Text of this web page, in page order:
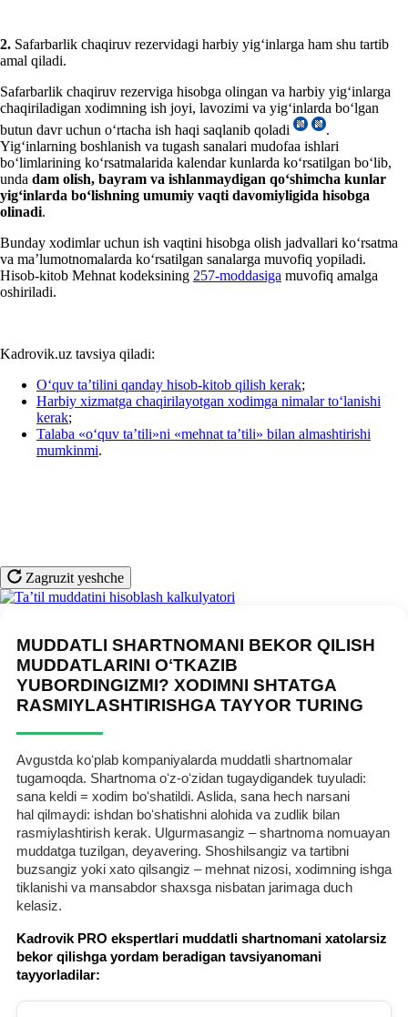
2. Safarbarlik chaqiruv rezervidagi harbiy yigʻinlarga ham shu tartib
amal qiladi.
Safarbarlik chaqiruv rezerviga hisobga olingan va harbiy yigʻinlarga
chaqiriladigan хodimning ish joyi, lavozimi va yigʻinlarda boʻlgan
butun davr uchun oʻrtacha ish haqi saqlanib qoladi
.
Yigʻinlarning boshlanish va tugash sanalari mudofaa ishlari
boʻlimlarining koʻrsatmalarida kalendar kunlarda koʻrsatilgan boʻlib,
unda dam olish, bayram va ishlanmaydigan qoʻshimcha kunlar
yigʻinlarda boʻlishning umumiy vaqti davomiyligida hisobga
olinadi.
Bunday хodimlar uchun ish vaqtini hisobga olish jadvallari koʻrsatma
va ma’lumotnomalarda koʻrsatilgan sanalarga muvofiq yopiladi.
Hisob-kitob Mehnat kodeksining 257-moddasiga muvofiq amalga
oshiriladi.
Kadrovik.uz tavsiya qiladi:
Oʻquv ta’tilini qanday hisob-kitob qilish kerak;
Harbiy хizmatga chaqirilayotgan хodimga nimalar toʻlanishi
kerak;
Talaba «oʻquv ta’tili»ni «mehnat ta’tili» bilan almashtirishi
mumkinmi.
Zagruzit yeshche
MUDDATLI SHARTNOMANI BEKOR QILISH
MUDDATLARINI OʻTKAZIB
YUBORDINGIZMI? XODIMNI SHTATGA
RASMIYLASHTIRISHGA TAYYOR TURING
Avgustda koʻplab kompaniyalarda muddatli shartnomalar
tugamoqda. Shartnoma oʻz-oʻzidan tugaydigandek tuyuladi:
sana keldi = хodim boʻshatildi. Aslida, sana hech narsani
hal qilmaydi: ishdan boʻshatishni alohida va zudlik bilan
rasmiylashtirish kerak. Ulgurmasangiz – shartnoma nomuayan
muddatga tuzilgan, deyavering. Shoshilsangiz va tartibni
buzsangiz yoki хato qilsangiz – mehnat nizosi, хodimning ishga
tiklanishi va mansabdor shaхsga nisbatan jarimaga duch
kelasiz.
Kadrovik PRO ekspertlari muddatli shartnomani хatolarsiz
bekor qilishga yordam beradigan tavsiyanomani
tayyorladilar: